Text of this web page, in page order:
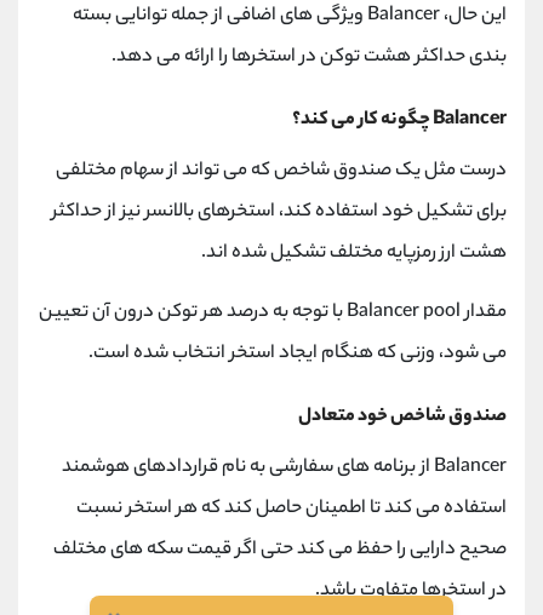
این حال، Balancer ویژگی های اضافی از جمله توانایی بسته
بندی حداکثر هشت توکن در استخرها را ارائه می دهد.
Balancer چگونه کار می کند؟
درست مثل یک صندوق شاخص که می تواند از سهام مختلفی
برای تشکیل خود استفاده کند، استخرهای بالانسر نیز از حداکثر
هشت ارز رمزپایه مختلف تشکیل شده اند.
مقدار Balancer pool با توجه به درصد هر توکن درون آن تعیین
می شود، وزنی که هنگام ایجاد استخر انتخاب شده است.
صندوق شاخص خود متعادل
Balancer از برنامه های سفارشی به نام قراردادهای هوشمند
استفاده می کند تا اطمینان حاصل کند که هر استخر نسبت
صحیح دارایی را حفظ می کند حتی اگر قیمت سکه های مختلف
در استخرها متفاوت باشد.